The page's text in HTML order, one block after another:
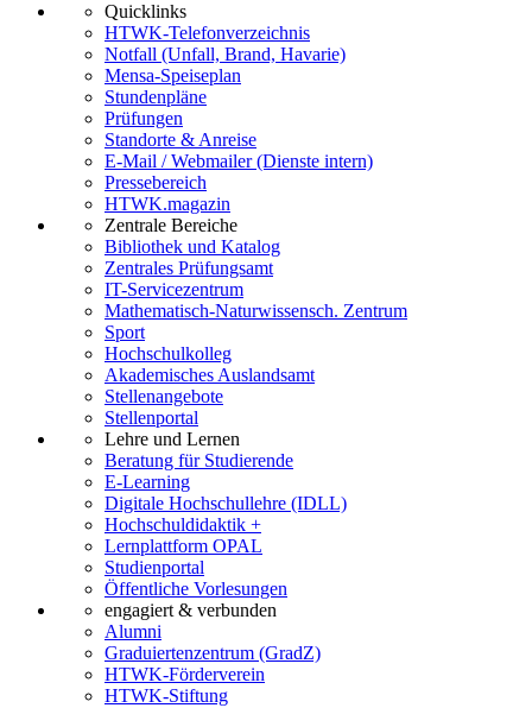
Quicklinks
HTWK-Telefonverzeichnis
Notfall (Unfall, Brand, Havarie)
Mensa-Speiseplan
Stundenpläne
Prüfungen
Standorte & Anreise
E-Mail / Webmailer (Dienste intern)
Pressebereich
HTWK.magazin
Zentrale Bereiche
Bibliothek und Katalog
Zentrales Prüfungsamt
IT-Servicezentrum
Mathematisch-Naturwissensch. Zentrum
Sport
Hochschulkolleg
Akademisches Auslandsamt
Stellenangebote
Stellenportal
Lehre und Lernen
Beratung für Studierende
E-Learning
Digitale Hochschullehre (IDLL)
Hochschuldidaktik +
Lernplattform OPAL
Studienportal
Öffentliche Vorlesungen
engagiert & verbunden
Alumni
Graduiertenzentrum (GradZ)
HTWK-Förderverein
HTWK-Stiftung